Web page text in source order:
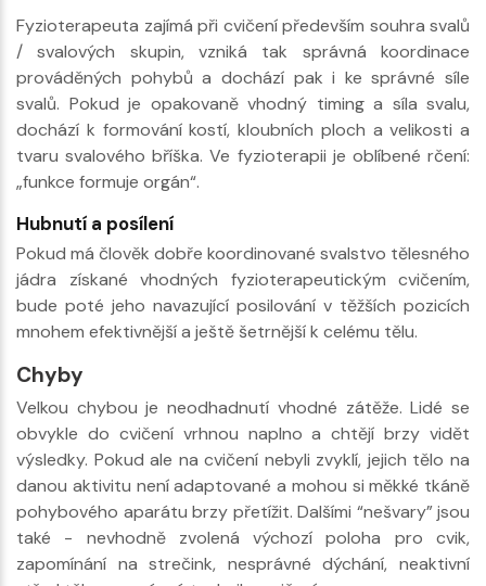
Fyzioterapeuta zajímá při cvičení především souhra svalů
/ svalových skupin, vzniká tak správná koordinace
prováděných pohybů a dochází pak i ke správné síle
svalů. Pokud je opakovaně vhodný timing a síla svalu,
dochází k formování kostí, kloubních ploch a velikosti a
tvaru svalového bříška. Ve fyzioterapii je oblíbené rčení:
„funkce formuje orgán“.
Hubnutí a posílení
Pokud má člověk dobře koordinované svalstvo tělesného
jádra získané vhodných fyzioterapeutickým cvičením,
bude poté jeho navazující posilování v těžších pozicích
mnohem efektivnější a ještě šetrnější k celému tělu.
Chyby
Velkou chybou je neodhadnutí vhodné zátěže. Lidé se
obvykle do cvičení vrhnou naplno a chtějí brzy vidět
výsledky. Pokud ale na cvičení nebyli zvyklí, jejich tělo na
danou aktivitu není adaptované a mohou si měkké tkáně
pohybového aparátu brzy přetížit. Dalšími “nešvary” jsou
také - nevhodně zvolená výchozí poloha pro cvik,
zapomínání na strečink, nesprávné dýchání, neaktivní